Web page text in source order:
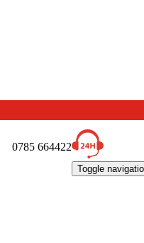
0785 664422
Toggle